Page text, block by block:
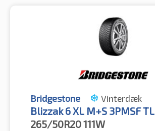
Bridgestone Vinterdæk
Blizzak 6 XL M+S 3PMSF TL
265/50R20111W